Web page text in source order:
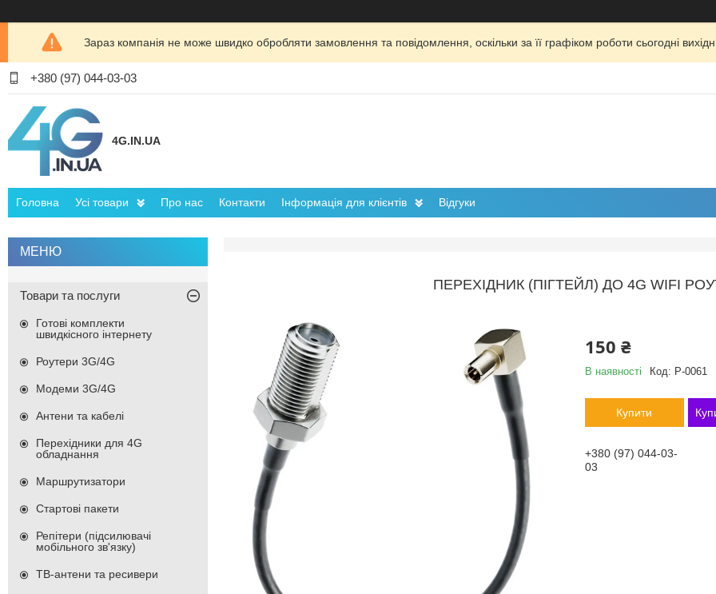
Зараз компанія не може швидко обробляти замовлення та повідомлення, оскільки за її графіком роботи сьогодні
+380 (97) 044-03-03
4G.IN.UA
Головна Усі товари Про нас Контакти Інформація для клієнтів Відгуки
ПЕРЕХІДНИК (ПІГТЕЙЛ) ДО 4G WIFI
150 ₴
В наявності Код: P-0061
Купити
+380 (97) 044-03-
03
Товари та послуги
Готові комплекти
швидкісного інтернету
Роутери 3G/4G
Модеми 3G/4G
Антени та кабелі
Перехідники для 4G
обладнання
Маршрутизатори
Стартові пакети
Репітери (підсилювачі
мобільного зв'язку)
ТВ-антени та ресивери